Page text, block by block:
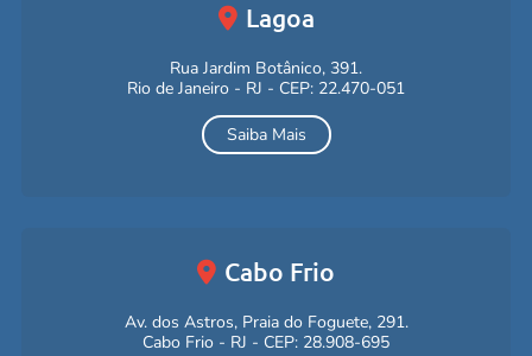
Lagoa
Rua Jardim Botânico, 391.
Rio de Janeiro - RJ - CEP: 22.470-051
Saiba Mais
Cabo Frio
Av. dos Astros, Praia do Foguete, 291.
Cabo Frio - RJ - CEP: 28.908-695